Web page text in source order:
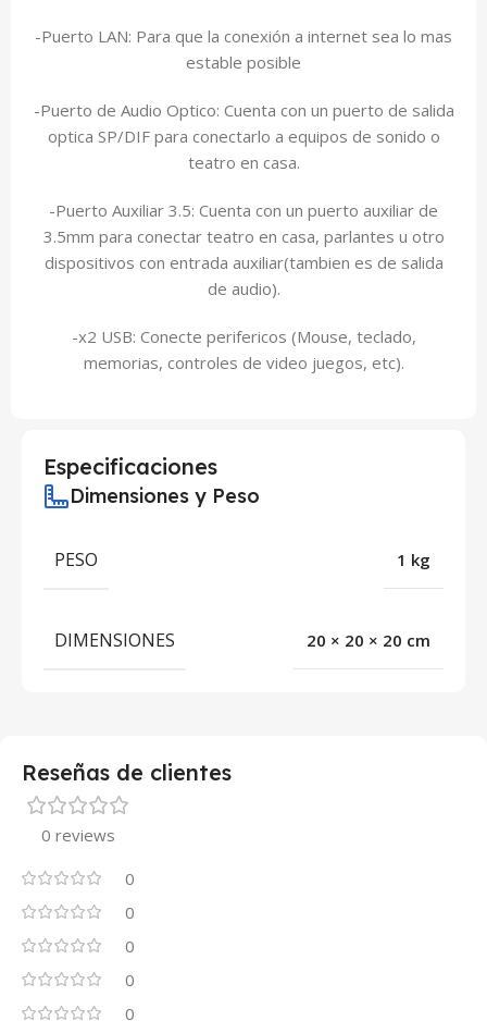
-Puerto LAN: Para que la conexión a internet sea lo mas
estable posible
-Puerto de Audio Optico: Cuenta con un puerto de salida
optica SP/DIF para conectarlo a equipos de sonido o
teatro en casa.
-Puerto Auxiliar 3.5: Cuenta con un puerto auxiliar de
3.5mm para conectar teatro en casa, parlantes u otro
dispositivos con entrada auxiliar(tambien es de salida
de audio).
-x2 USB: Conecte perifericos (Mouse, teclado,
memorias, controles de video juegos, etc).
Especificaciones
Dimensiones y Peso
PESO 1 kg
DIMENSIONES 20 × 20 × 20 cm
Reseñas de clientes
0 reviews
0
0
0
0
0